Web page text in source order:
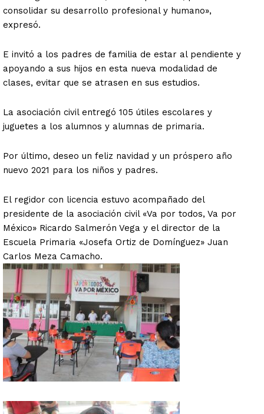
consolidar su desarrollo profesional y humano»,
expresó.
E invitó a los padres de familia de estar al pendiente y
apoyando a sus hijos en esta nueva modalidad de
clases, evitar que se atrasen en sus estudios.
La asociación civil entregó 105 útiles escolares y
juguetes a los alumnos y alumnas de primaria.
Por último, deseo un feliz navidad y un próspero año
nuevo 2021 para los niños y padres.
El regidor con licencia estuvo acompañado del
presidente de la asociación civil «Va por todos, Va por
México» Ricardo Salmerón Vega y el director de la
Escuela Primaria «Josefa Ortiz de Domínguez» Juan
Carlos Meza Camacho.